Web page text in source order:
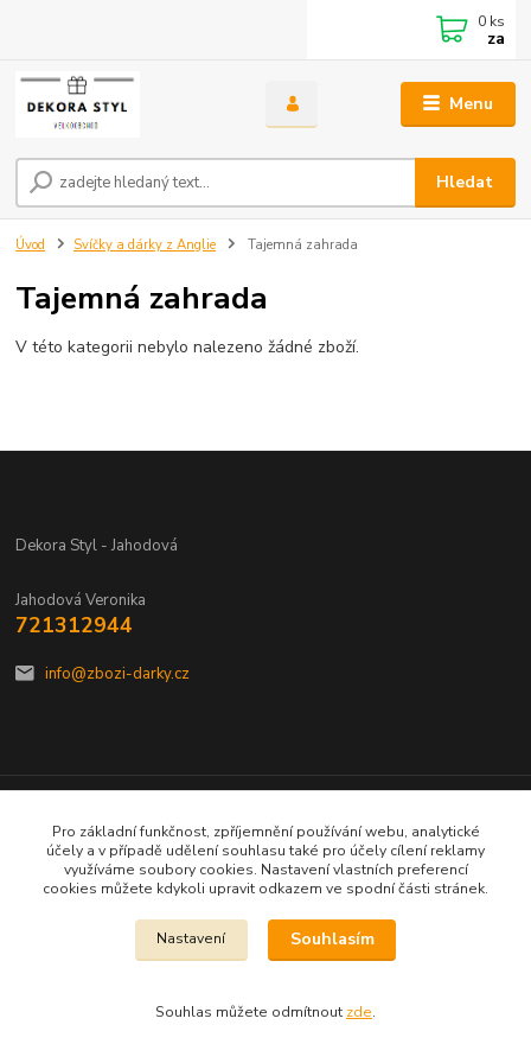
Menu
Hledat
0 ks
za
Úvod Svíčky a dárky z Anglie Tajemná zahrada
Tajemná zahrada
V této kategorii nebylo nalezeno žádné zboží.
Dekora Styl - Jahodová
Jahodová Veronika
721312944
info@zbozi-darky.cz
Pro základní funkčnost, zpříjemnění používání webu, analytické
účely a v případě udělení souhlasu také pro účely cílení reklamy
využíváme soubory cookies. Nastavení vlastních preferencí
cookies můžete kdykoli upravit odkazem ve spodní části stránek.
Nastavení Souhlasím
Souhlas můžete odmítnout zde.